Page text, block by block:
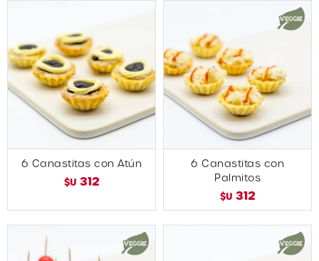
6 Canastitas con Atún
$U 312
6 Canastitas con
Palmitos
$U 312